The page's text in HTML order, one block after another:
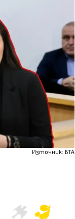
Източник: БТА